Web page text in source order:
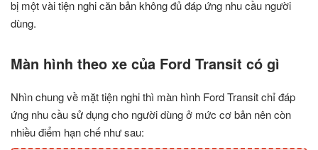
bị một vài tiện nghi căn bản không đủ đáp ứng nhu cầu người
dùng.
Màn hình theo xe của Ford Transit có gì
Nhìn chung về mặt tiện nghi thì màn hình Ford Transit chỉ đáp
ứng nhu cầu sử dụng cho người dùng ở mức cơ bản nên còn
nhiều điểm hạn chế như sau: